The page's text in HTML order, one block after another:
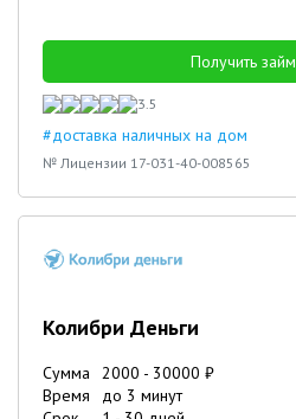
Получить займ
3.5
#доставка наличных на дом
№ Лицензии 17-031-40-008565
Колибри Деньги
Сумма 2000 - 30000 ₽
Время
до 3 минут